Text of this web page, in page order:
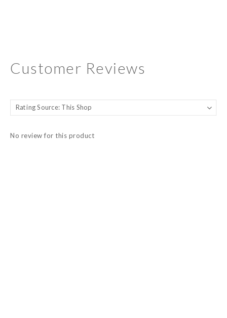
Customer Reviews
No review for this product